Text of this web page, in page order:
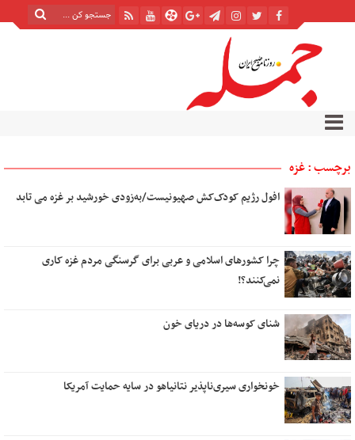
برچسب : غزه
افول رژیم کودک‌کش صهیونیست/به‌زودی خورشید بر غزه می تابد
چرا کشورهای اسلامی و عربی برای گرسنگی مردم غزه کاری
نمی‌کنند؟!
شنای کوسه‌ها در دریای خون
خونخواری سیری‌ناپذیر نتانیاهو در سایه حمایت آمریکا